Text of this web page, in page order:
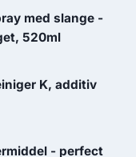
1,649.50 kr..
med slange -
520ml
K, additiv
- perfect